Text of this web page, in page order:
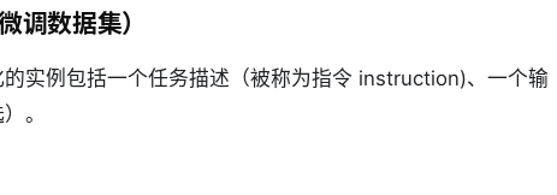
调数据集）
实例包括一个任务描述（被称为指令 instruction)、一个输
。